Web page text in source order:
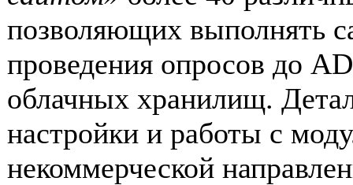
позволяющих выполнять
проведения опросов до
облачных хранилищ.
настройки и работы с
некоммерческой